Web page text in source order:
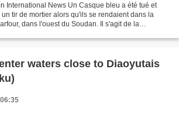
International News Un Casque bleu a été tué et
tir de mortier alors qu'ils se rendaient dans la
dans l'ouest du Soudan. Il s'agit de la
waters close to Diaoyutais